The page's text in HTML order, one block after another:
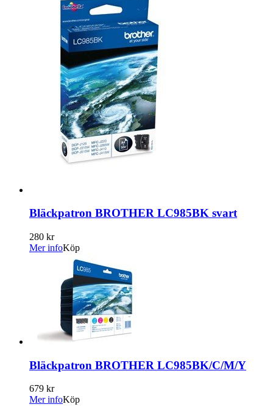
Bläckpatron BROTHER LC985BK svart
280 kr
Mer infoKöp
Bläckpatron BROTHER LC985BK/C/M/Y
679 kr
Mer infoKöp